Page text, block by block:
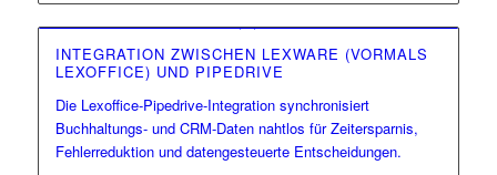
INTEGRATION ZWISCHEN LEXWARE (VORMALS
LEXOFFICE) UND PIPEDRIVE
Die Lexoffice-Pipedrive-Integration synchronisiert
Buchhaltungs- und CRM-Daten nahtlos für Zeitersparnis,
Fehlerreduktion und datengesteuerte Entscheidungen.